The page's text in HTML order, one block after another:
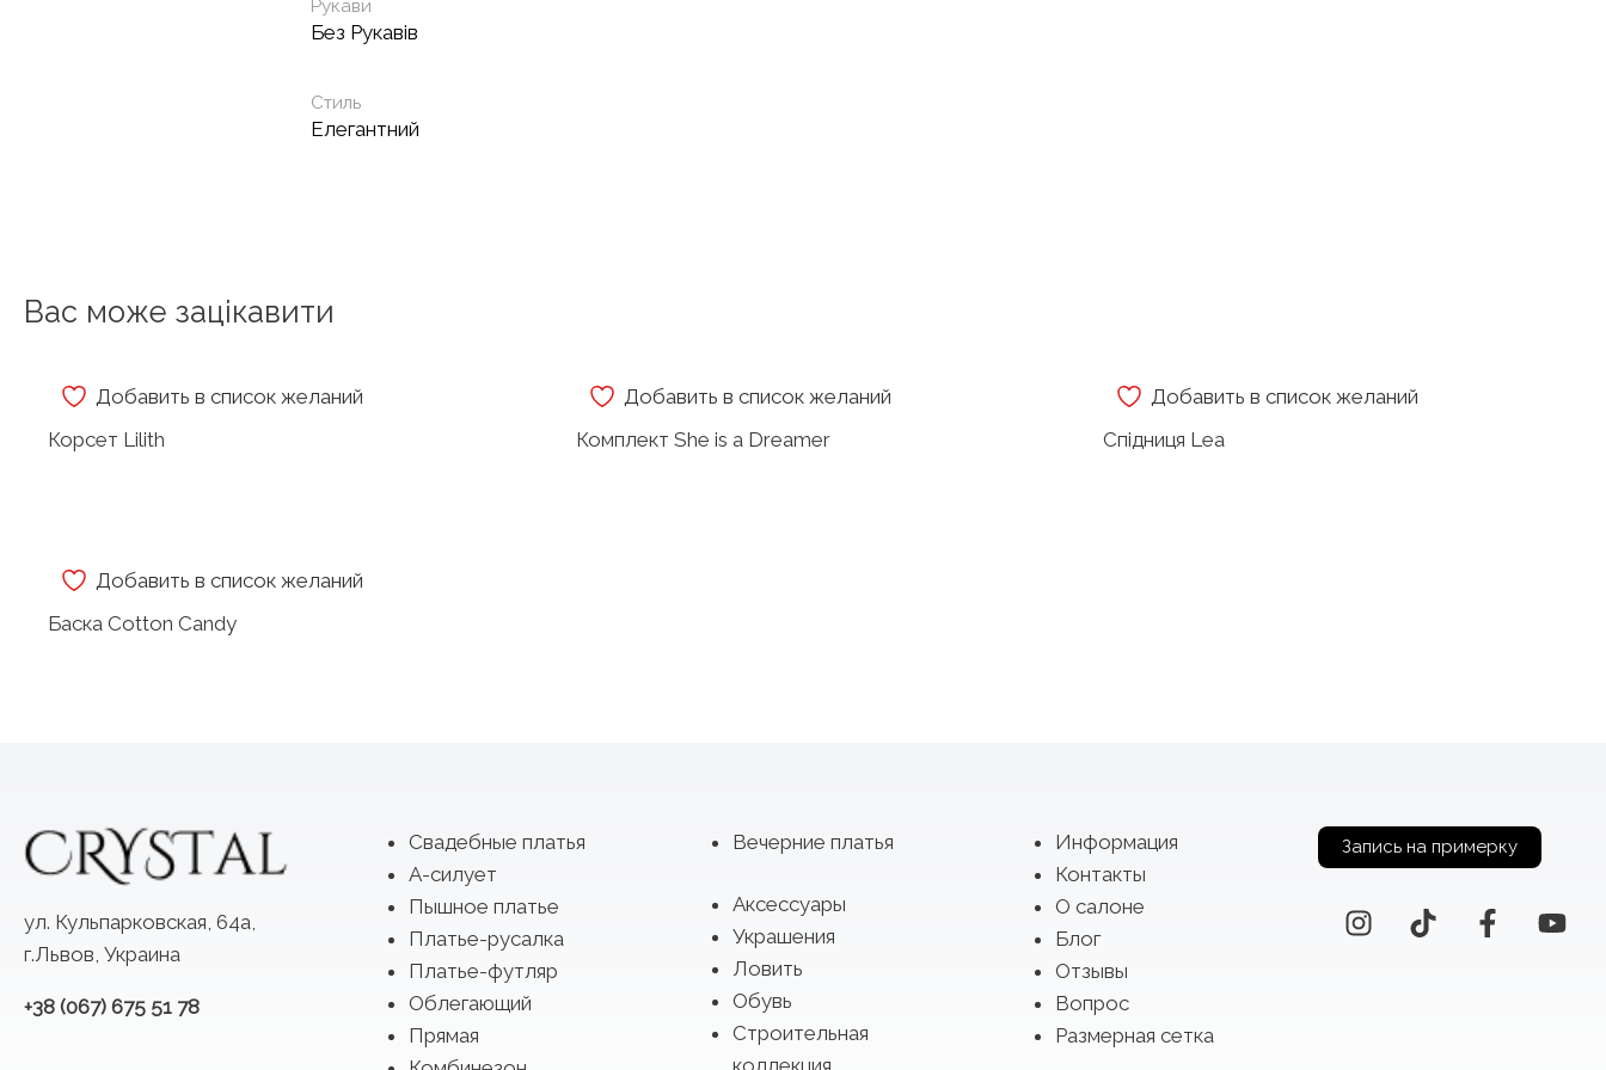
Рукави
Без Рукавів
Стиль
Елегантний
Вас може зацікавити
Добавить в список желаний
Корсет Lilith
Добавить в список желаний
Комплект She is a Dreamer
Добавить в список желаний
Спідниця Lea
Добавить в список желаний
Баска Cotton Candy
ул. Кульпарковская, 64а,
г.Львов, Украина
+38 (067) 675 51 78
Свадебные платья
А-силует
Пышное платье
Платье-русалка
Платье-футляр
Облегающий
Прямая
Вечерние платья
Аксессуары
Украшения
Ловить
Обувь
Строительная
коллекция
Информация
Контакты
О салоне
Блог
Отзывы
Вопрос
Размерная сетка
Запись на примерку